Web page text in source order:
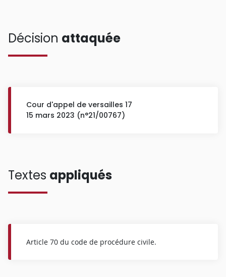
Décision attaquée
Cour d'appel de versailles 17
15 mars 2023 (n°21/00767)
Textes appliqués
Article 70 du code de procédure civile.